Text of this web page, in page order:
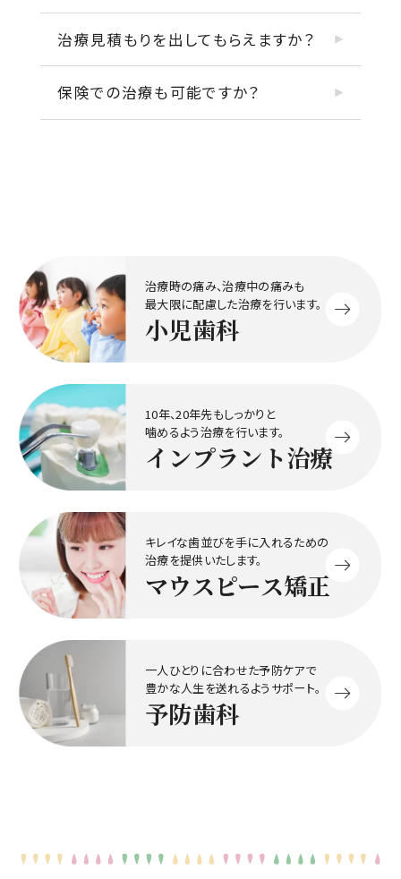
治療見積もりを出してもらえますか？
保険での治療も可能ですか？
治療時の痛み、治療中の痛みも
最大限に配慮した治療を行います。
小児歯科
10年、20年先もしっかりと
噛めるよう治療を行います。
インプラント治療
キレイな歯並びを手に入れるための
治療を提供いたします。
マウスピース矯正
一人ひとりに合わせた予防ケアで
豊かな人生を送れるようサポート。
予防歯科